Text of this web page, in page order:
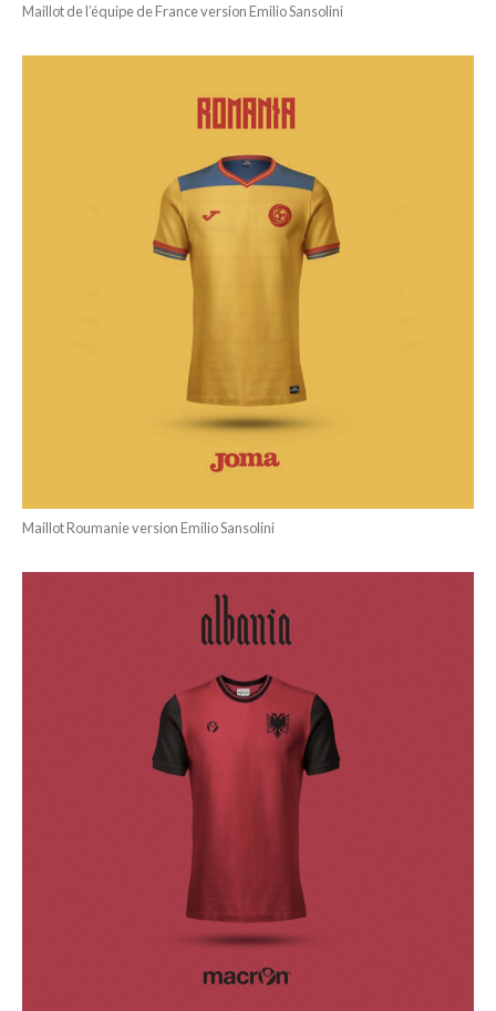
Maillot de l’équipe de France version Emilio Sansolini
Maillot Roumanie version Emilio Sansolini